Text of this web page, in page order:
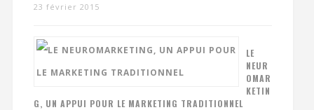
23 février 2015
LE
NEUR
OMAR
KETIN
G, UN APPUI POUR LE MARKETING TRADITIONNEL